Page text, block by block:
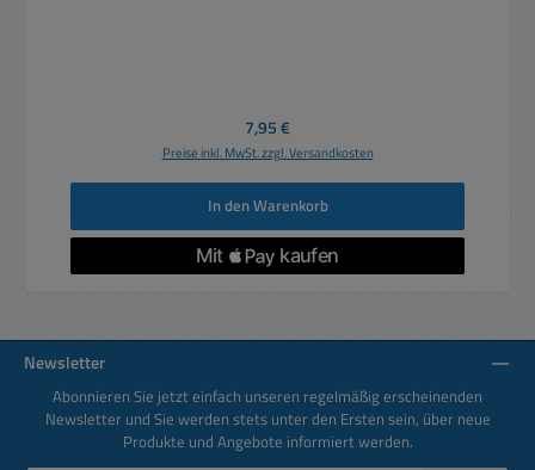
Regulärer Preis:
7,95 €
Preise inkl. MwSt. zzgl. Versandkosten
In den Warenkorb
Newsletter
Abonnieren Sie jetzt einfach unseren regelmäßig erscheinenden
Newsletter und Sie werden stets unter den Ersten sein, über neue
Produkte und Angebote informiert werden.